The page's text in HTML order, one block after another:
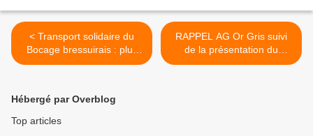
< Transport solidaire du
Bocage bressuirais : plus
de 300 bénévoles mobilisés
RAPPEL AG Or Gris suivi
de la présentation du
dossier "Vieillir actifs à la
Hébergé par Overblog
Top articles